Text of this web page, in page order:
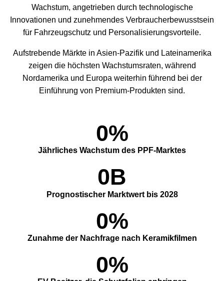
Wachstum, angetrieben durch technologische
Innovationen und zunehmendes Verbraucherbewusstsein
für Fahrzeugschutz und Personalisierungsvorteile.
Aufstrebende Märkte in Asien-Pazifik und Lateinamerika
zeigen die höchsten Wachstumsraten, während
Nordamerika und Europa weiterhin führend bei der
Einführung von Premium-Produkten sind.
0%
Jährliches Wachstum des PPF-Marktes
0B
Prognostischer Marktwert bis 2028
0%
Zunahme der Nachfrage nach Keramikfilmen
0%